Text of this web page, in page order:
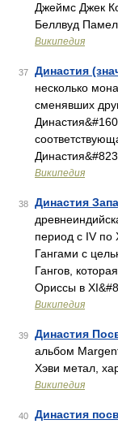
Джеймс Джек
Беллвуд
Википедия
37 Династия
несколько
сменявших
Википедия
38 Династия
период с IV по
Гангами с
Гангов,
Ориссы в
Википедия
39 Династия
альбом
Хэви метал,
Википедия
40 Династия